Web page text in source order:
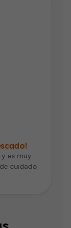
es muy
cuidado